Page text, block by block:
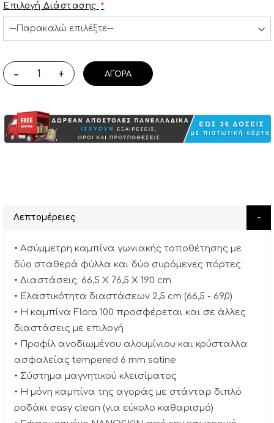
Επιλογή Διάστασης
- + ΑΓΟΡΆ
Λεπτομέρειες
• Ασύμμετρη καμπίνα γωνιακής τοποθέτησης με
δύο σταθερά φύλλα και δύο συρόμενες πόρτες
• Διαστάσεις: 66,5 Χ 76,5 Χ 190 cm
• Ελαστικότητα διαστάσεων 2,5 cm (66,5 - 69,0)
• Η καμπίνα Flora 100 προσφέρεται και σε άλλες
διαστάσεις με επιλογή
• Προφίλ ανοδιωμένου αλουμίνιου και κρύσταλλα
ασφαλείας tempered 6 mm satine
• Σύστημα μαγνητικού κλεισίματος
• Η μόνη καμπίνα της αγοράς με στάνταρ διπλό
ροδάκι easy clean (για εύκολο καθαρισμό)